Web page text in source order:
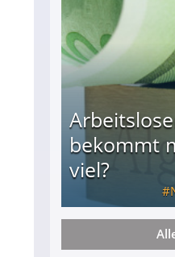
bekommt
viel?
es und wie viel?